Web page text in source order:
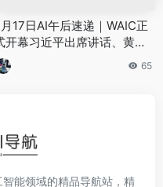
17日AI午后速递｜WAIC正
开幕习近平出席讲话、黄仁
定义物理AI新时代、全球首
人形机器人学会自己换电
65
能领域的精品导航站，精